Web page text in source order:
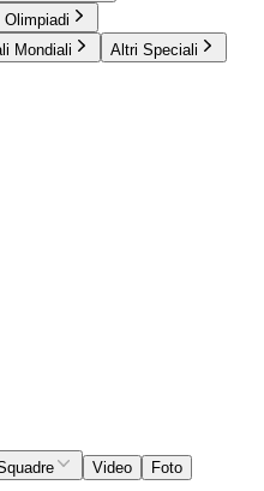
Mondiali Altri Speciali
Video Foto